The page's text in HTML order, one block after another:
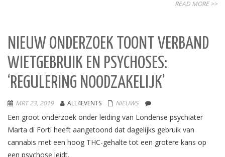
READ MORE >>
NIEUW ONDERZOEK TOONT VERBAND
WIETGEBRUIK EN PSYCHOSES:
‘REGULERING NOODZAKELIJK’
MRT 23, 2019 ALL4EVENTS NIEUWS
Een groot onderzoek onder leiding van Londense psychiater
Marta di Forti heeft aangetoond dat dagelijks gebruik van
cannabis met een hoog THC-gehalte tot een grotere kans op
een psychose leidt.